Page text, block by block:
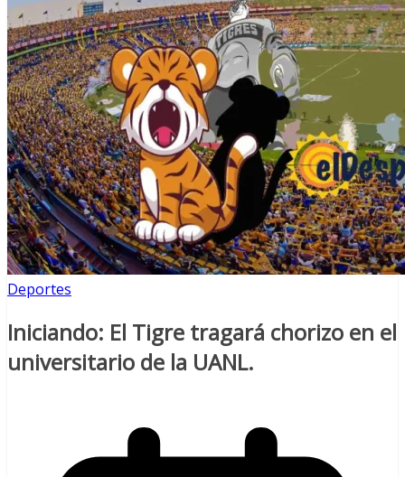
Deportes
Iniciando: El Tigre tragará chorizo en el
universitario de la UANL.